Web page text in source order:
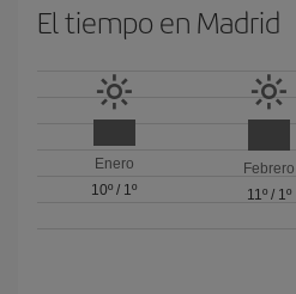
El tiempo en Madrid
Enero
10º / 1º
Febrero
11º/ 1º